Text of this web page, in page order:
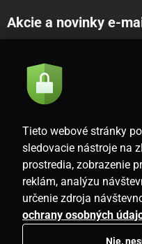
Akcie a novinky e-
Súhlasím so
SK
Tieto webové stránky
sledovacie nástroje na
prostredia, zobrazenie
reklám, analýzu
určenie zdroja
ochrany osobných
Nie,